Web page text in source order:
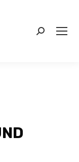
Search: